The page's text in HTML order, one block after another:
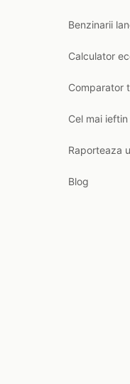
Benzinarii
Calculator
Comparator
Cel mai
Raporteaza
Blog